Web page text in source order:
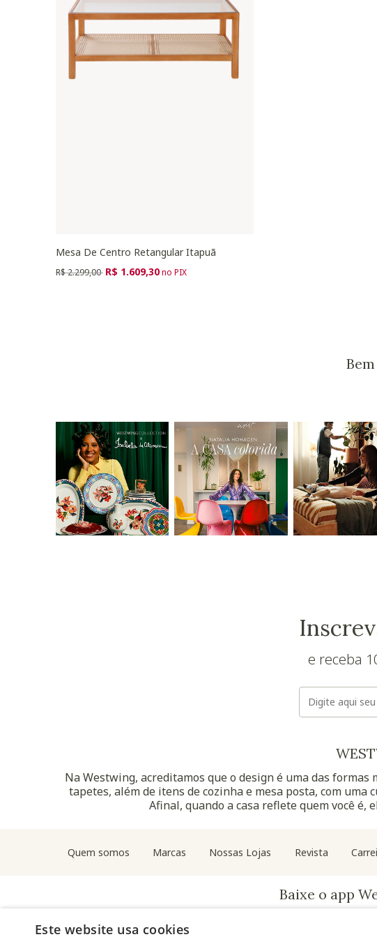
Mesa De Centro Retangular Itapuã
Preço reduzido de
R$ 2.299,00 para
R$ 1.609,30no PIX
e receba
Na Westwing, acreditamos que o design é uma das formas
tapetes, além de itens de cozinha e mesa posta, com
Afinal, quando a casa reflete quem você é,
Quem somos Marcas Nossas Lojas Revista
Baixe o app
Este website usa cookies